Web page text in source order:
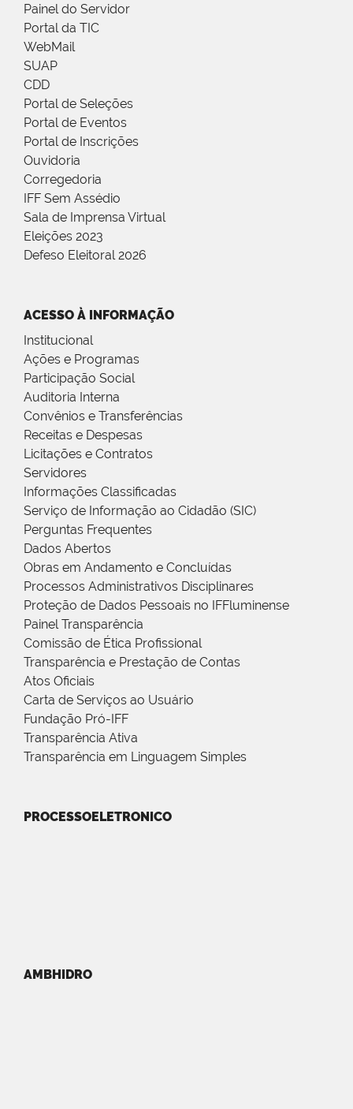
Painel do Servidor
Portal da TIC
WebMail
SUAP
CDD
Portal de Seleções
Portal de Eventos
Portal de Inscrições
Ouvidoria
Corregedoria
IFF Sem Assédio
Sala de Imprensa Virtual
Eleições 2023
Defeso Eleitoral 2026
ACESSO À INFORMAÇÃO
Institucional
Ações e Programas
Participação Social
Auditoria Interna
Convênios e Transferências
Receitas e Despesas
Licitações e Contratos
Servidores
Informações Classificadas
Serviço de Informação ao Cidadão (SIC)
Perguntas Frequentes
Dados Abertos
Obras em Andamento e Concluídas
Processos Administrativos Disciplinares
Proteção de Dados Pessoais no IFFluminense
Painel Transparência
Comissão de Ética Profissional
Transparência e Prestação de Contas
Atos Oficiais
Carta de Serviços ao Usuário
Fundação Pró-IFF
Transparência Ativa
Transparência em Linguagem Simples
PROCESSOELETRONICO
AMBHIDRO